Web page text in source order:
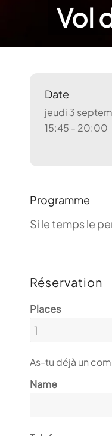
Vol
Date
jeudi 3
15:45 - 20:00
Programme
Si le temps le
Réservation
Places
As-tu déjà un
Name